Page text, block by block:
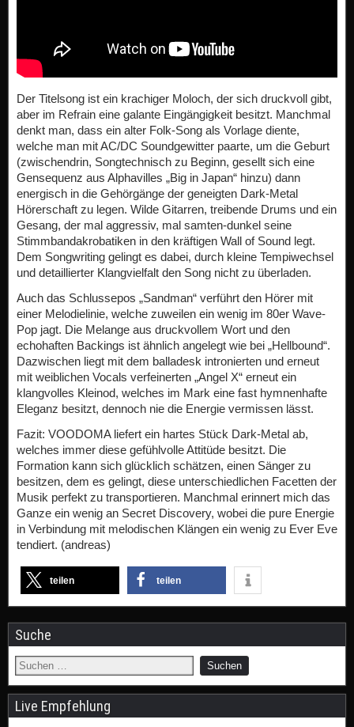
Der Titelsong ist ein krachiger Moloch, der sich druckvoll gibt,
aber im Refrain eine galante Eingängigkeit besitzt. Manchmal
denkt man, dass ein alter Folk-Song als Vorlage diente,
welche man mit AC/DC Soundgewitter paarte, um die Geburt
(zwischendrin, Songtechnisch zu Beginn, gesellt sich eine
Gensequenz aus Alphavilles „Big in Japan“ hinzu) dann
energisch in die Gehörgänge der geneigten Dark-Metal
Hörerschaft zu legen. Wilde Gitarren, treibende Drums und ein
Gesang, der mal aggressiv, mal samten-dunkel seine
Stimmbandakrobatiken in den kräftigen Wall of Sound legt.
Dem Songwriting gelingt es dabei, durch kleine Tempiwechsel
und detaillierter Klangvielfalt den Song nicht zu überladen.
Auch das Schlussepos „Sandman“ verführt den Hörer mit
einer Melodielinie, welche zuweilen ein wenig im 80er Wave-
Pop jagt. Die Melange aus druckvollem Wort und den
echohaften Backings ist ähnlich angelegt wie bei „Hellbound“.
Dazwischen liegt mit dem balladesk intronierten und erneut
mit weiblichen Vocals verfeinerten „Angel X“ erneut ein
klangvolles Kleinod, welches im Mark eine fast hymnenhafte
Eleganz besitzt, dennoch nie die Energie vermissen lässt.
Fazit: VOODOMA liefert ein hartes Stück Dark-Metal ab,
welches immer diese gefühlvolle Attitüde besitzt. Die
Formation kann sich glücklich schätzen, einen Sänger zu
besitzen, dem es gelingt, diese unterschiedlichen Facetten der
Musik perfekt zu transportieren. Manchmal erinnert mich das
Ganze ein wenig an Secret Discovery, wobei die pure Energie
in Verbindung mit melodischen Klängen ein wenig zu Ever Eve
tendiert. (andreas)
teilen teilen
Suche
Live Empfehlung